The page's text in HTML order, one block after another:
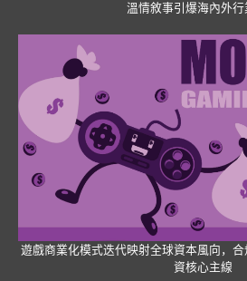
溫情敘事引爆海內外行
遊戲商業化模式迭代映射全球資本風向，
資核心主線